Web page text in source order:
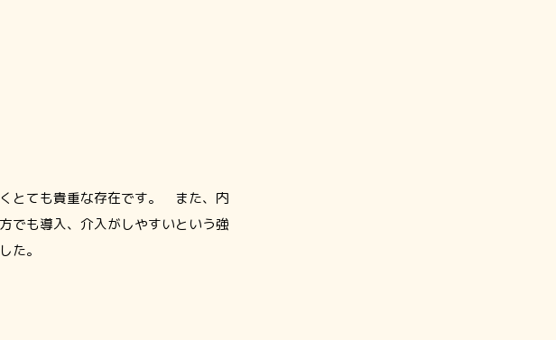
とても貴重な存在です。 また、内
でも導入、介入がしやすいという強
た。